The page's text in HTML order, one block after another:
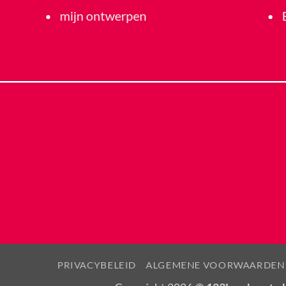
mijn ontwerpen
PRIVACYBELEID ALGEMENE VOORWAARDEN